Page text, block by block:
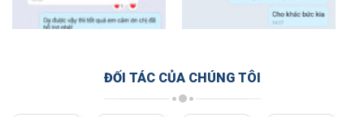
ĐỐI TÁC CỦA CHÚNG TÔI